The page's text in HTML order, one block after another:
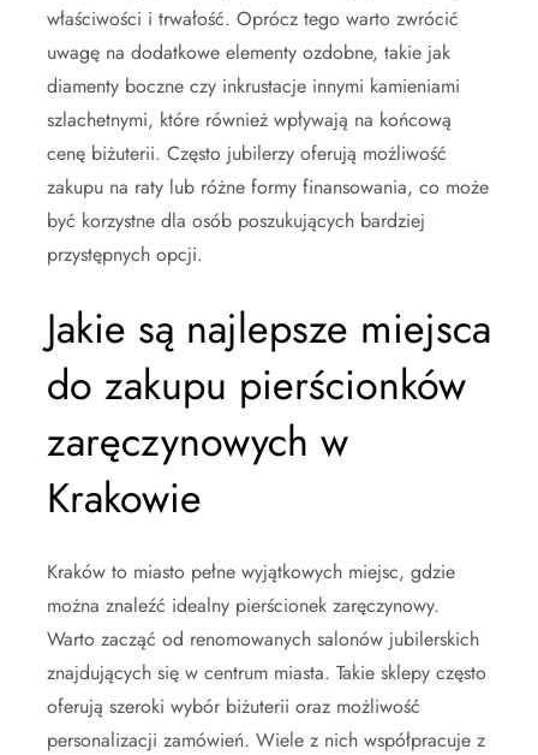
właściwości i trwałość. Oprócz tego warto zwrócić
uwagę na dodatkowe elementy ozdobne, takie jak
diamenty boczne czy inkrustacje innymi kamieniami
szlachetnymi, które również wpływają na końcową
cenę biżuterii. Często jubilerzy oferują możliwość
zakupu na raty lub różne formy finansowania, co może
być korzystne dla osób poszukujących bardziej
przystępnych opcji.
Jakie są najlepsze miejsca
do zakupu pierścionków
zaręczynowych w
Krakowie
Kraków to miasto pełne wyjątkowych miejsc, gdzie
można znaleźć idealny pierścionek zaręczynowy.
Warto zacząć od renomowanych salonów jubilerskich
znajdujących się w centrum miasta. Takie sklepy często
oferują szeroki wybór biżuterii oraz możliwość
personalizacji zamówień. Wiele z nich współpracuje z